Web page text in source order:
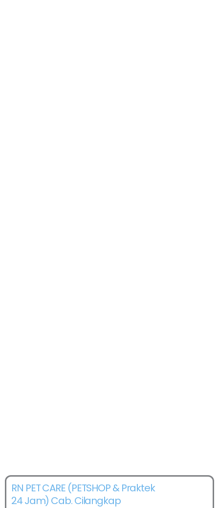
RN PET CARE (PETSHOP & Praktek
24 Jam) Cab. Cilangkap